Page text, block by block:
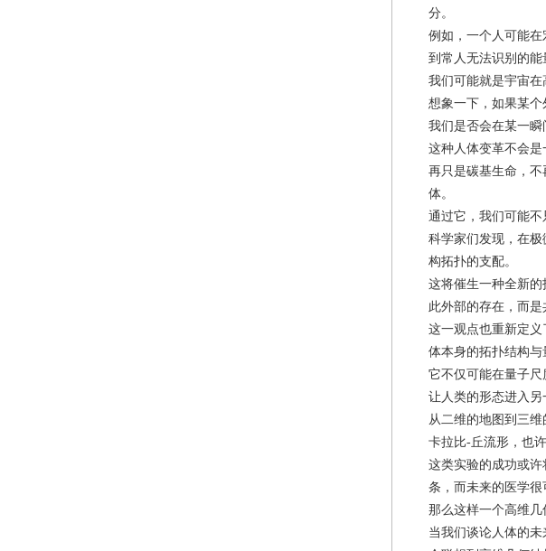
分。
例如，一个人可能
到常人无法识别的能
我们可能就是宇宙在
想象一下，如果某
我们是否会在某一瞬
这种人体变革不会
再只是碳基生命，
体。
通过它，我们可能不
科学家们发现，在
构拓扑的支配。
这将催生一种全新
此外部的存在，而是
这一观点也重新定
体本身的拓扑结构与
它不仅可能在量子尺
让人类的形态进入另
从二维的地图到三
卡拉比-丘流形，也
这类实验的成功或
条，而未来的医学很
那么这样一个高维几
当我们谈论人体的